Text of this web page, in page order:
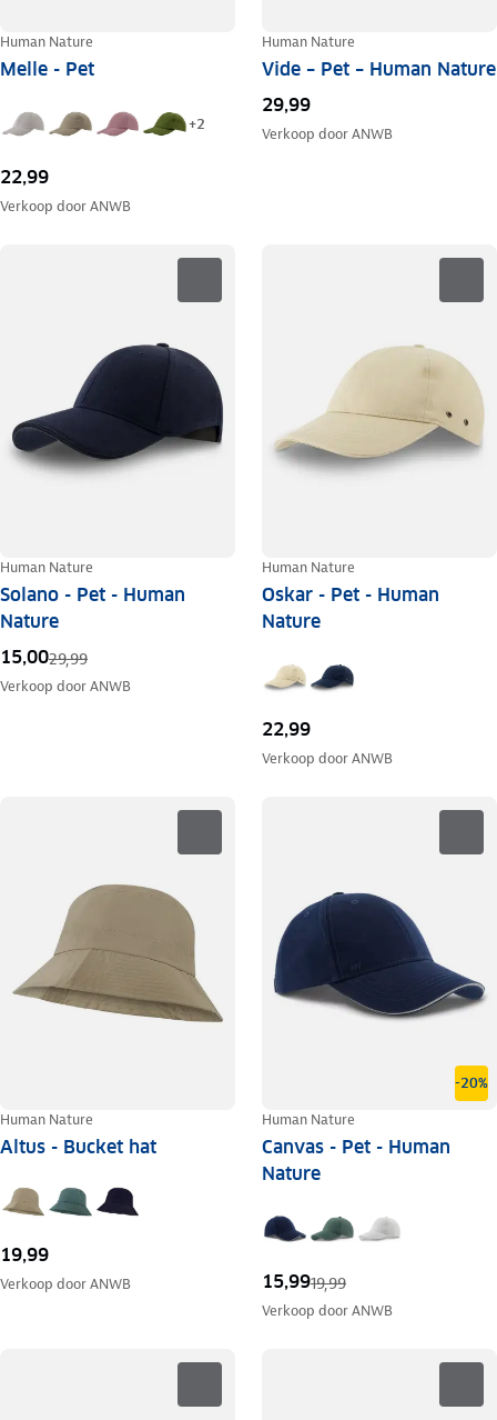
Human Nature
Melle - Pet
+2
22,99
Verkoop doorANWB
Human Nature
Vide – Pet – Human Nature
29,99
Verkoop doorANWB
Human Nature
Solano - Pet - Human
Nature
15,0029,99
Verkoop doorANWB
Human Nature
Oskar - Pet - Human
Nature
22,99
Verkoop doorANWB
Human Nature
Altus - Bucket hat
19,99
Verkoop doorANWB
-20%
Human Nature
Canvas - Pet - Human
Nature
15,9919,99
Verkoop doorANWB